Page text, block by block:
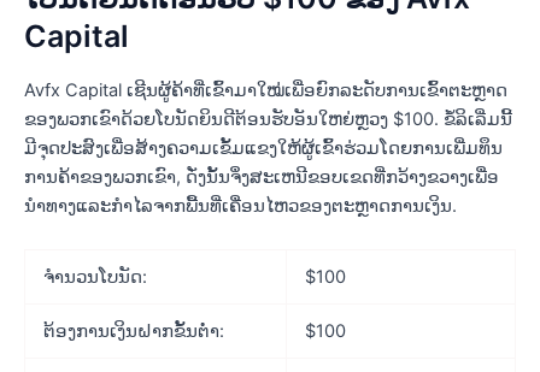
Capital
Avfx Capital ເຊີນຜູ້ຄ້າທີ່ເຂົ້າມາໃໝ່ເພື່ອຍົກລະດັບການເຂົ້າຕະຫຼາດ
ຂອງພວກເຂົາດ້ວຍໂບນັດຍິນດີຕ້ອນຮັບອັນໃຫຍ່ຫຼວງ $100. ຂໍ້ລິເລີ່ມນີ້
ມີຈຸດປະສົງເພື່ອສ້າງຄວາມເຂັ້ມແຂງໃຫ້ຜູ້ເຂົ້າຮ່ວມໂດຍການເພີ່ມທຶນ
ການຄ້າຂອງພວກເຂົາ, ດັ່ງນັ້ນຈຶ່ງສະເຫນີຂອບເຂດທີ່ກວ້າງຂວາງເພື່ອ
ນໍາທາງແລະກໍາໄລຈາກພື້ນທີ່ເຄື່ອນໄຫວຂອງຕະຫຼາດການເງິນ.
ຈຳນວນໂບນັດ: $100
ຕ້ອງການເງິນຝາກຂັ້ນຕໍ່າ: $100